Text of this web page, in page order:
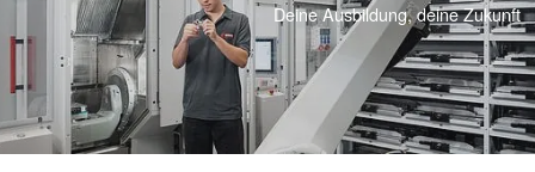
Deine Ausbildung, deine Zukunft